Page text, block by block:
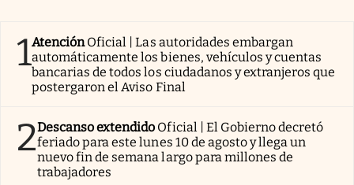
1AtenciónOficial | Las autoridades embargan
automáticamente los bienes, vehículos y cuentas
bancarias de todos los ciudadanos y extranjeros que
postergaron el Aviso Final
2Descanso extendido Oficial | El Gobierno decretó
feriado para este lunes 10 de agosto y llega un
nuevo fin de semana largo para millones de
trabajadores